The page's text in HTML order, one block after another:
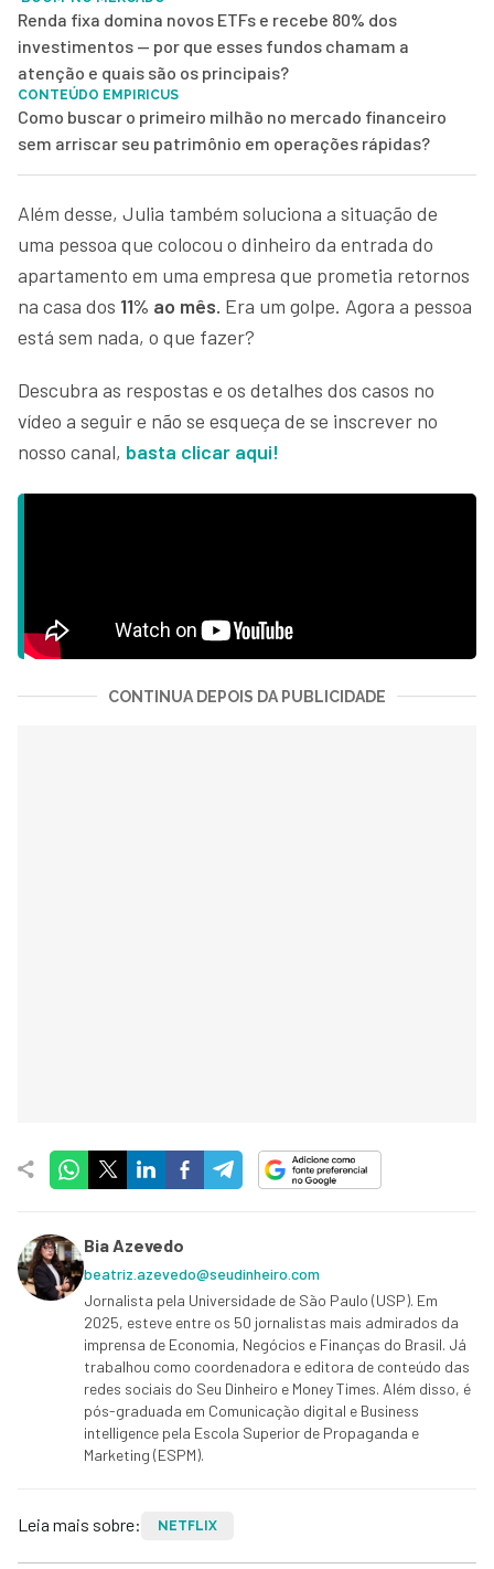
Renda fixa domina novos ETFs e recebe 80% dos
investimentos — por que esses fundos chamam a
atenção e quais são os principais?
CONTEÚDO EMPIRICUS
Como buscar o primeiro milhão no mercado financeiro
sem arriscar seu patrimônio em operações rápidas?
Além desse, Julia também soluciona a situação de
uma pessoa que colocou o dinheiro da entrada do
apartamento em uma empresa que prometia retornos
na casa dos 11% ao mês. Era um golpe. Agora a pessoa
está sem nada, o que fazer?
Descubra as respostas e os detalhes dos casos no
vídeo a seguir e não se esqueça de se inscrever no
nosso canal, basta clicar aqui!
CONTINUA DEPOIS DA PUBLICIDADE
Bia Azevedo
beatriz.azevedo@seudinheiro.com
Jornalista pela Universidade de São Paulo (USP). Em
2025, esteve entre os 50 jornalistas mais admirados da
imprensa de Economia, Negócios e Finanças do Brasil. Já
trabalhou como coordenadora e editora de conteúdo das
redes sociais do Seu Dinheiro e Money Times. Além disso, é
pós-graduada em Comunicação digital e Business
intelligence pela Escola Superior de Propaganda e
Marketing (ESPM).
Leia mais sobre: NETFLIX